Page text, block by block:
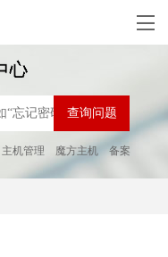
主机管理 魔方主机 备案